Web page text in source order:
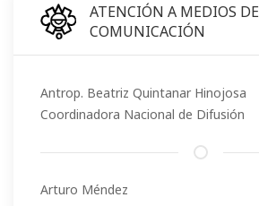
ATENCIÓN A MEDIOS DE
COMUNICACIÓN
Antrop. Beatriz Quintanar Hinojosa
Coordinadora Nacional de Difusión
Arturo Méndez